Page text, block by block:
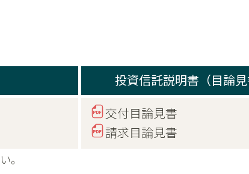
投資信託説明書（目論見
交付目論見書
請求目論見書
。